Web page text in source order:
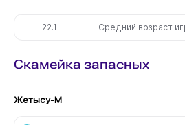
22.1 Средний возраст
Скамейка запасных
Жетысу-М